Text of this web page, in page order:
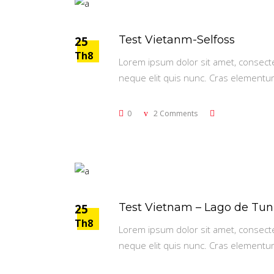
25
Th8
Test Vietanm-Selfoss
Lorem ipsum dolor sit amet,
neque elit quis nunc. Cras
0 2 Comments
25
Th8
Test Vietnam – Lago de Tun
Lorem ipsum dolor sit amet,
neque elit quis nunc. Cras